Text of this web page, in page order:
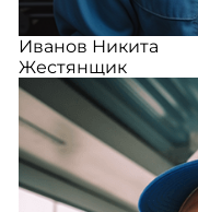
Иванов Никита
Жестянщик